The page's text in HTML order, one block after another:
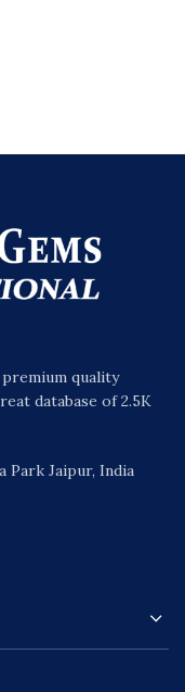
quality
database of 2.5K
Park Jaipur, India